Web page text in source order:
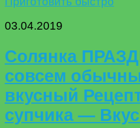
03.04.2019
Солянка
совсем
вкусный
супчика —